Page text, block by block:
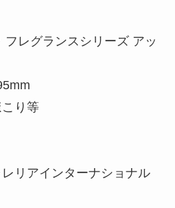
レグランスシリーズ アッ
り等
リアインターナショナル